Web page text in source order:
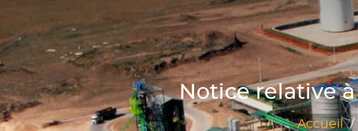
Notice relative
Accueil /